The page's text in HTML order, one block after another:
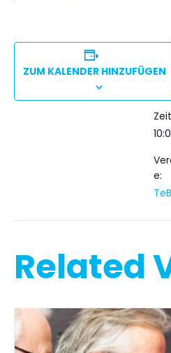
ZUM KALENDER HINZUFÜGEN
e:
Related